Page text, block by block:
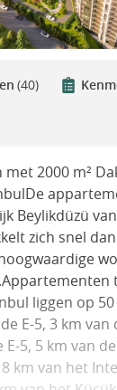
(40)
2000 m²
Beylikdüzü
zich snel
liggen op
E-5, 3 km van
5, 5 km van
km van het